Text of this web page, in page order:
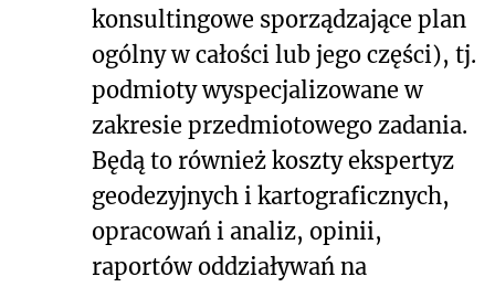
konsultingowe sporządzające plan
ogólny w całości lub jego części), tj.
podmioty wyspecjalizowane w
zakresie przedmiotowego zadania.
Będą to również koszty ekspertyz
geodezyjnych i kartograficznych,
opracowań i analiz, opinii,
raportów oddziaływań na